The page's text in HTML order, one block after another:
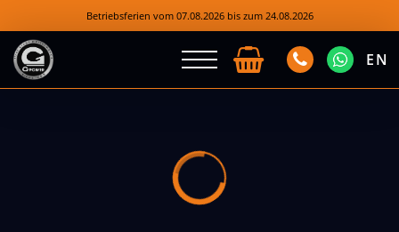
Betriebsferien vom 07.08.2026 bis zum 24.08.2026
EN